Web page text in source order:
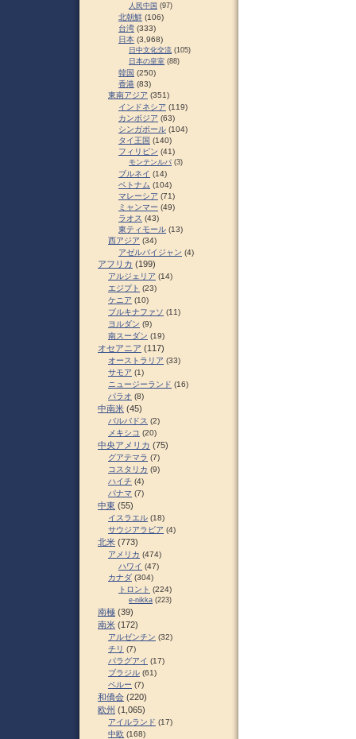
人民中国 (97)
北朝鮮 (106)
台湾 (333)
日本 (3,968)
日中文化交流 (105)
日本の皇室 (88)
韓国 (250)
香港 (83)
東南アジア (351)
インドネシア (119)
カンボジア (63)
シンガポール (104)
タイ王国 (140)
フィリピン (41)
モンテンルパ (3)
ブルネイ (14)
ベトナム (104)
マレーシア (71)
ミャンマー (49)
ラオス (43)
東ティモール (13)
西アジア (34)
アゼルバイジャン (4)
アフリカ (199)
アルジェリア (14)
エジプト (23)
ケニア (10)
ブルキナファソ (11)
ヨルダン (9)
南スーダン (19)
オセアニア (117)
オーストラリア (33)
サモア (1)
ニュージーランド (16)
パラオ (8)
中南米 (45)
バルバドス (2)
メキシコ (20)
中央アメリカ (75)
グアテマラ (7)
コスタリカ (9)
ハイチ (4)
パナマ (7)
中東 (55)
イスラエル (18)
サウジアラビア (4)
北米 (773)
アメリカ (474)
ハワイ (47)
カナダ (304)
トロント (224)
e-nikka (223)
南極 (39)
南米 (172)
アルゼンチン (32)
チリ (7)
パラグアイ (17)
ブラジル (61)
ペルー (7)
和僑会 (220)
欧州 (1,065)
アイルランド (17)
中欧 (168)